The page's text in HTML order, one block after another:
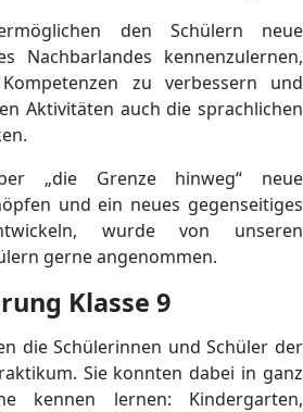
den Schülern neue
Nachbarlandes kennenzulernen,
zu verbessern und
Aktivitäten auch die sprachlichen
„die Grenze hinweg“ neue
und ein neues gegenseitiges
wurde von unseren
gerne angenommen.
Klasse 9
die Schülerinnen und Schüler der
Sie konnten dabei in ganz
kennen lernen: Kindergarten,